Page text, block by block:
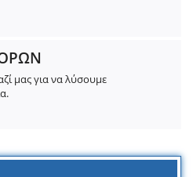
μας για να λύσουμε